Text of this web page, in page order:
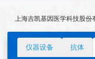
上海吉凯基因医学科技股份
仪器设备 抗体